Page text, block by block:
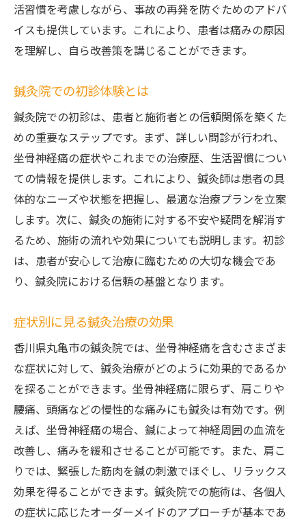
活習慣を考慮しながら、事故の再発を防ぐためのアドバ
イスも提供しています。これにより、患者は痛みの原因
を理解し、自ら改善策を講じることができます。
鍼灸院での初診体験とは
鍼灸院での初診は、患者と施術者との信頼関係を築くた
めの重要なステップです。まず、詳しい問診が行われ、
坐骨神経痛の症状やこれまでの治療歴、生活習慣につい
ての情報を提供します。これにより、鍼灸師は患者の具
体的なニーズや状態を把握し、最適な治療プランを立案
します。次に、鍼灸の施術に対する不安や疑問を解消す
るため、施術の流れや効果についても説明します。初診
は、患者が安心して治療に臨むための大切な機会であ
り、鍼灸院における信頼の基盤となります。
症状別に見る鍼灸治療の効果
香川県丸亀市の鍼灸院では、坐骨神経痛を含むさまざま
な症状に対して、鍼灸治療がどのように効果的であるか
を探ることができます。坐骨神経痛に限らず、肩こりや
腰痛、頭痛などの慢性的な痛みにも鍼灸は有効です。例
えば、坐骨神経痛の場合、鍼によって神経周囲の血流を
改善し、痛みを緩和させることが可能です。また、肩こ
りでは、緊張した筋肉を鍼の刺激でほぐし、リラックス
効果を得ることができます。鍼灸院での施術は、各個人
の症状に応じたオーダーメイドのアプローチが基本であ